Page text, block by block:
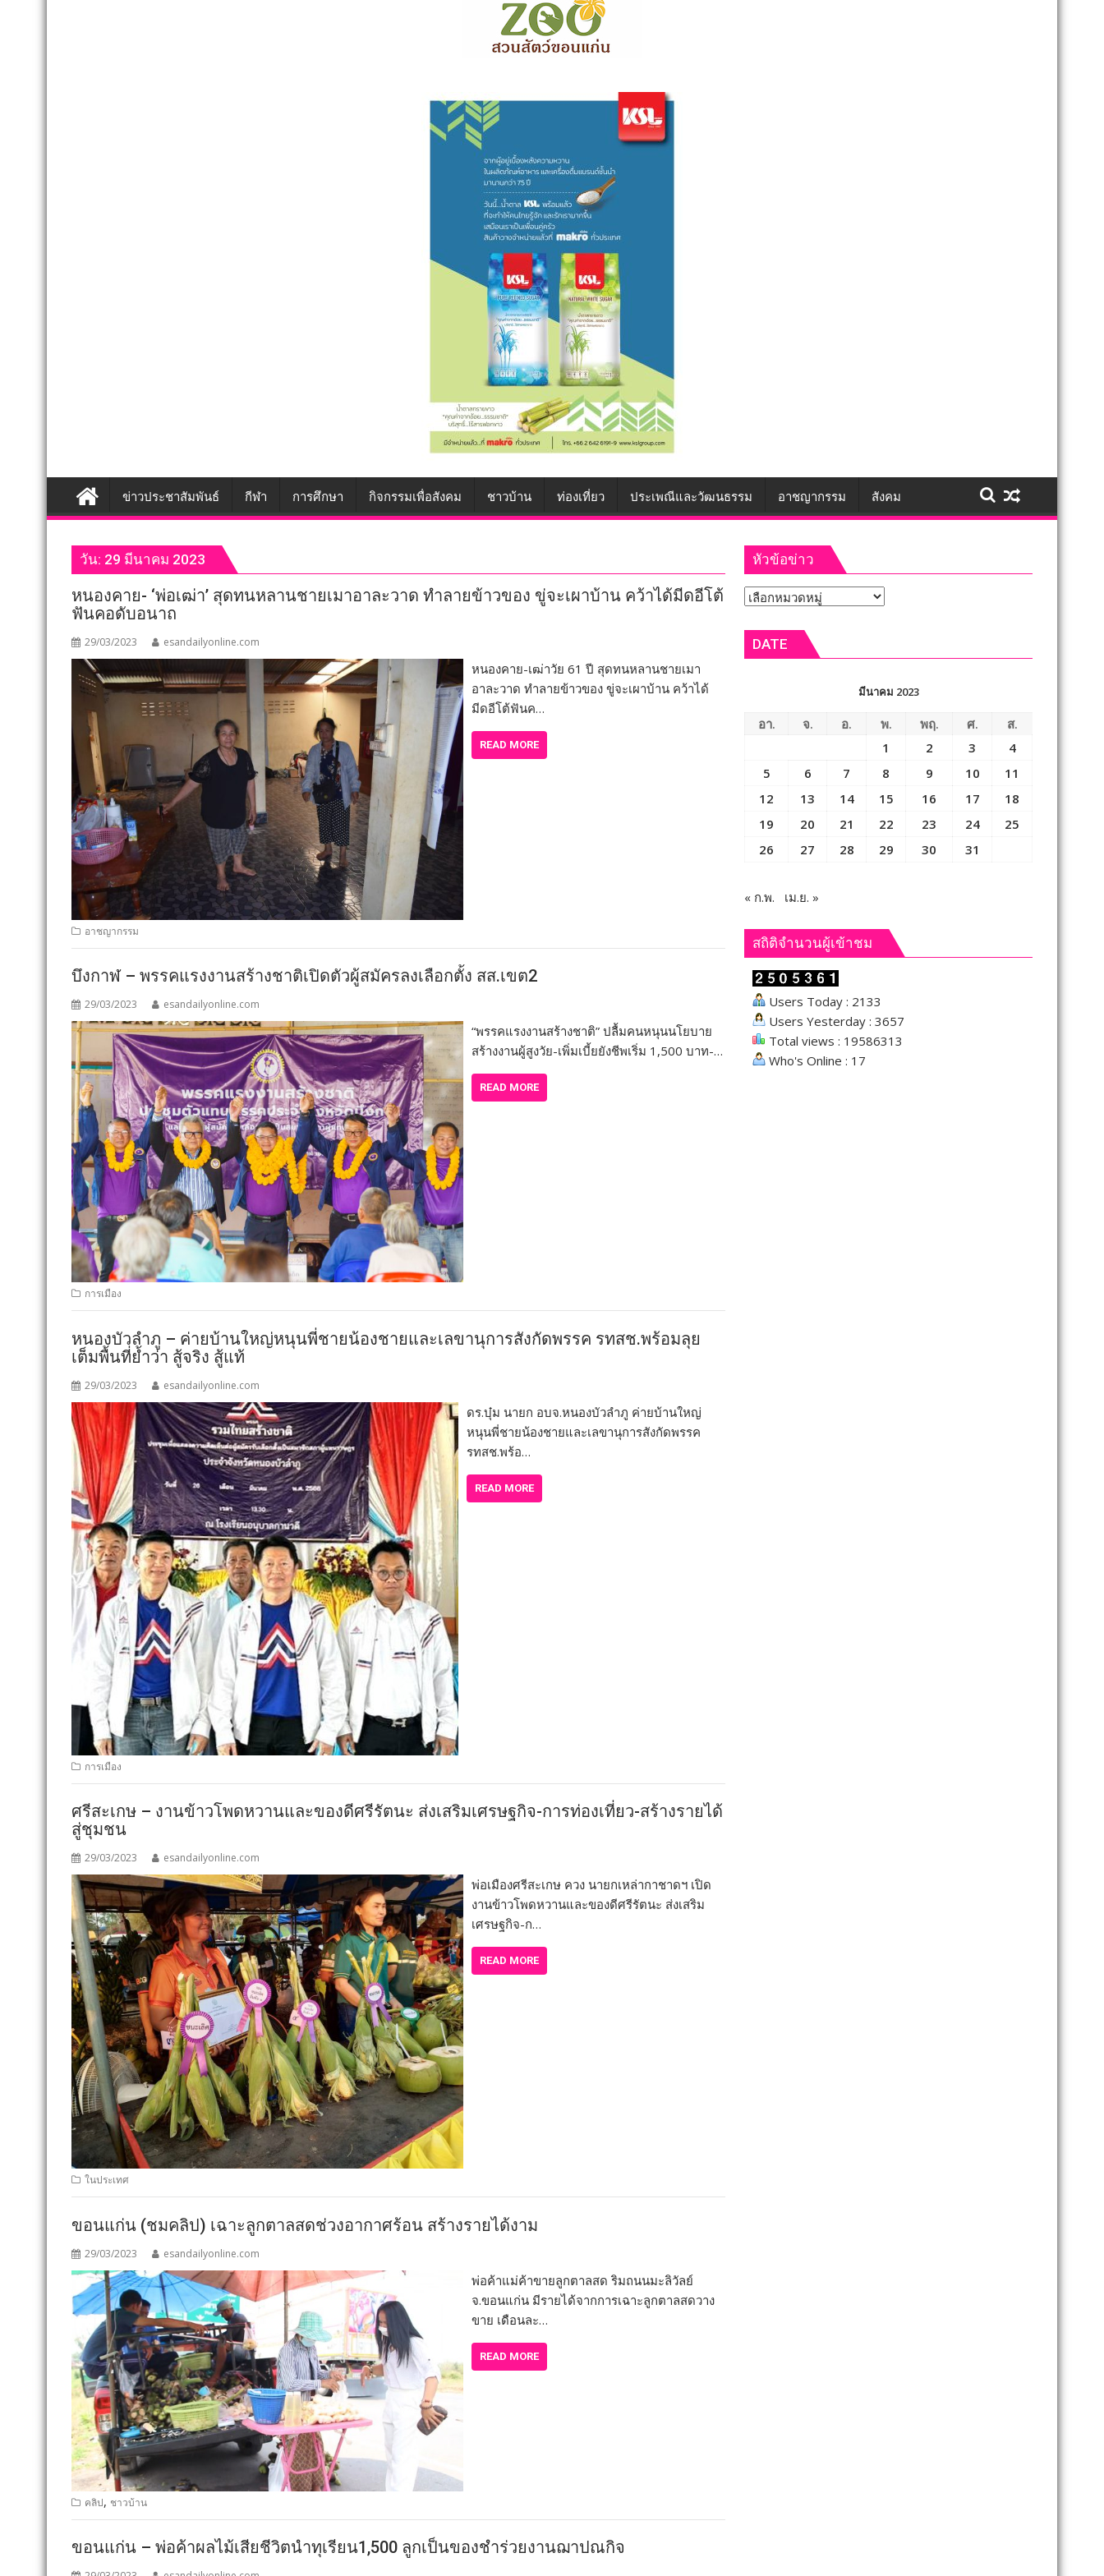
ข่าวประชาสัมพันธ์ กีฬา การศึกษา กิจกรรมเพื่อสังคม ชาวบ้าน ท่องเที่ยว ประเพณีและวัฒนธรรม อาชญากรรม สังคม
วัน: 29 มีนาคม 2023
หนองคาย- ‘พ่อเฒ่า’ สุดทนหลานชายเมาอาละวาด ทำลายข้าวของ ขู่จะเผาบ้าน คว้าได้มีดอีโต้
ฟันคอดับอนาถ
29/03/2023 esandailyonline.com
หนองคาย-เฒ่าวัย 61 ปี สุดทนหลานชายเมา
อาละวาด ทำลายข้าวของ ขู่จะเผาบ้าน คว้าได้
มีดอีโต้ฟันค…
READ MORE
อาชญากรรม
บึงกาฬ – พรรคแรงงานสร้างชาติเปิดตัวผู้สมัครลงเลือกตั้ง สส.เขต2
29/03/2023 esandailyonline.com
“พรรคแรงงานสร้างชาติ” ปลื้มคนหนุนนโยบาย
สร้างงานผู้สูงวัย-เพิ่มเบี้ยยังชีพเริ่ม 1,500 บาท-…
READ MORE
การเมือง
หนองบัวลำภู – ค่ายบ้านใหญ่หนุนพี่ชายน้องชายและเลขานุการสังกัดพรรค รทสช.พร้อมลุย
เต็มพื้นที่ย้ำว่า สู้จริง สู้แท้
29/03/2023 esandailyonline.com
ดร.บุ๋ม นายก อบจ.หนองบัวลำภู ค่ายบ้านใหญ่
หนุนพี่ชายน้องชายและเลขานุการสังกัดพรรค
รทสช.พร้อ…
READ MORE
การเมือง
ศรีสะเกษ – งานข้าวโพดหวานและของดีศรีรัตนะ ส่งเสริมเศรษฐกิจ-การท่องเที่ยว-สร้างรายได้
สู่ชุมชน
29/03/2023 esandailyonline.com
พ่อเมืองศรีสะเกษ ควง นายกเหล่ากาชาดฯ เปิด
งานข้าวโพดหวานและของดีศรีรัตนะ ส่งเสริม
เศรษฐกิจ-ก…
READ MORE
ในประเทศ
ขอนแก่น (ชมคลิป) เฉาะลูกตาลสดช่วงอากาศร้อน สร้างรายได้งาม
29/03/2023 esandailyonline.com
พ่อค้าแม่ค้าขายลูกตาลสด ริมถนนมะลิวัลย์
จ.ขอนแก่น มีรายได้จากการเฉาะลูกตาลสดวาง
ขาย เดือนละ…
READ MORE
คลิป, ชาวบ้าน
ขอนแก่น – พ่อค้าผลไม้เสียชีวิตนำทุเรียน1,500 ลูกเป็นของชำร่วยงานฌาปณกิจ
หัวข้อข่าว
หัวข้อ
DATE
มีนาคม 2023
อา. จ. อ. พ. พฤ. ศ.
ส.
1
2 3
4
5
6 7 8 9 10
11
12
13 14 15 16 17
18
19
20 21 22 23 24
25
26
27 28 29 30 31
« ก.พ. เม.ย. »
สถิติจำนวนผู้เข้าชม
Users Today : 2133
Users Yesterday : 3657
Total views : 19586313
Who's Online : 17